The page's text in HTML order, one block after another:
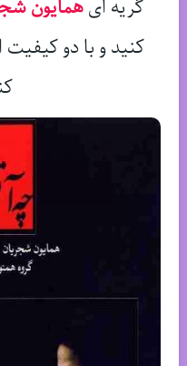
گریه ایهمایون
کنید و با دو کیفیت